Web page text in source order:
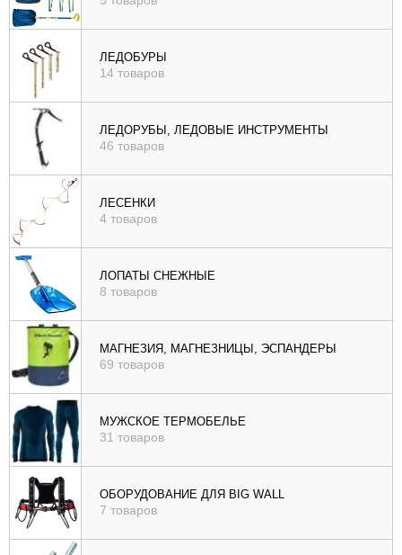
ЛЕДОБУРЫ
14 товаров
ЛЕДОРУБЫ, ЛЕДОВЫЕ ИНСТРУМЕНТЫ
46 товаров
ЛЕСЕНКИ
4 товаров
ЛОПАТЫ СНЕЖНЫЕ
8 товаров
МАГНЕЗИЯ, МАГНЕЗНИЦЫ, ЭСПАНДЕРЫ
69 товаров
МУЖСКОЕ ТЕРМОБЕЛЬЕ
31 товаров
ОБОРУДОВАНИЕ ДЛЯ BIG WALL
7 товаров